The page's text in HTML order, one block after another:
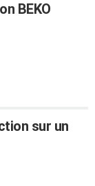
BEKO
sur un